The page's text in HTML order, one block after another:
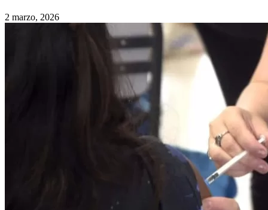
2 marzo, 2026